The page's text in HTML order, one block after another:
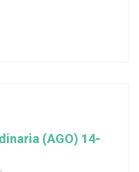
(AGO) 14-